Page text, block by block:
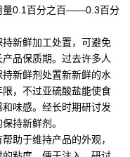
量0.1百分之百——0.3百分
新鲜加工处置，可避免
品保质期。过去许多人
新鲜剂处置新新鲜的水
，不过亚硫酸盐能使食
味感。经长时期研讨发
持新鲜剂。
于维持产品的外观，